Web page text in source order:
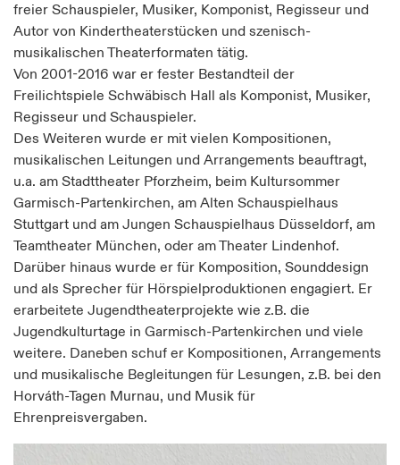
freier Schauspieler, Musiker, Komponist, Regisseur und
Autor von Kindertheaterstücken und szenisch-
musikalischen Theaterformaten tätig.
Von 2001-2016 war er fester Bestandteil der
Freilichtspiele Schwäbisch Hall als Komponist, Musiker,
Regisseur und Schauspieler.
Des Weiteren wurde er mit vielen Kompositionen,
musikalischen Leitungen und Arrangements beauftragt,
u.a. am Stadttheater Pforzheim, beim Kultursommer
Garmisch-Partenkirchen, am Alten Schauspielhaus
Stuttgart und am Jungen Schauspielhaus Düsseldorf, am
Teamtheater München, oder am Theater Lindenhof.
Darüber hinaus wurde er für Komposition, Sounddesign
und als Sprecher für Hörspielproduktionen engagiert. Er
erarbeitete Jugendtheaterprojekte wie z.B. die
Jugendkulturtage in Garmisch-Partenkirchen und viele
weitere. Daneben schuf er Kompositionen, Arrangements
und musikalische Begleitungen für Lesungen, z.B. bei den
Horváth-Tagen Murnau, und Musik für
Ehrenpreisvergaben.